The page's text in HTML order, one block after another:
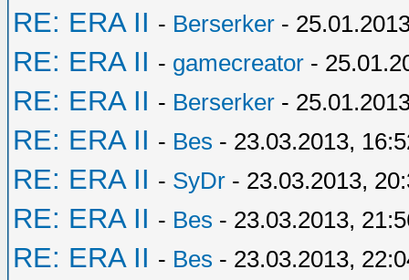
RE: ERA II - Berserker -
RE: ERA II - gamecreator -
RE: ERA II - Berserker -
RE: ERA II - Bes - 23.03.2013,
RE: ERA II - SyDr - 23.03.2013,
RE: ERA II - Bes - 23.03.2013,
RE: ERA II - Bes - 23.03.2013,